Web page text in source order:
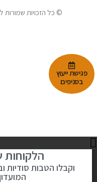
© כל הזכויות שמורות
פגישת ייעוץ
בסניפים
הלקוחות
וקבלו הטבות סודיות